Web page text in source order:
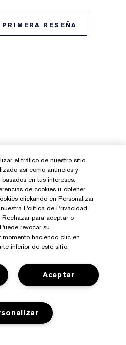
RESEÑA
el tráfico de nuestro sitio,
así como anuncios y
en tus intereses.
de cookies u obtener
clickando en Personalizar
Política de Privacidad.
para aceptar o
revocar su
haciendo clic en
inferior de este sitio.
Aceptar